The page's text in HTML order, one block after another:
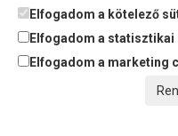
tájékoztatót elolvastam,
© Copyright Triász-
Elfogadom a kötelező
Elfogadom a statisztikai
Elfogadom a marketing